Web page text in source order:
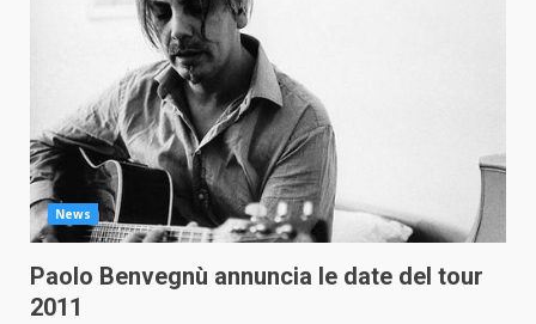
News
Paolo Benvegnù annuncia le date del tour
2011